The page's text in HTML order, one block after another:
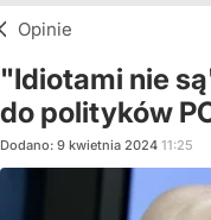
Opinie
"Idiotami nie
do polityków
Dodano: 9 kwietnia 2024 11:25